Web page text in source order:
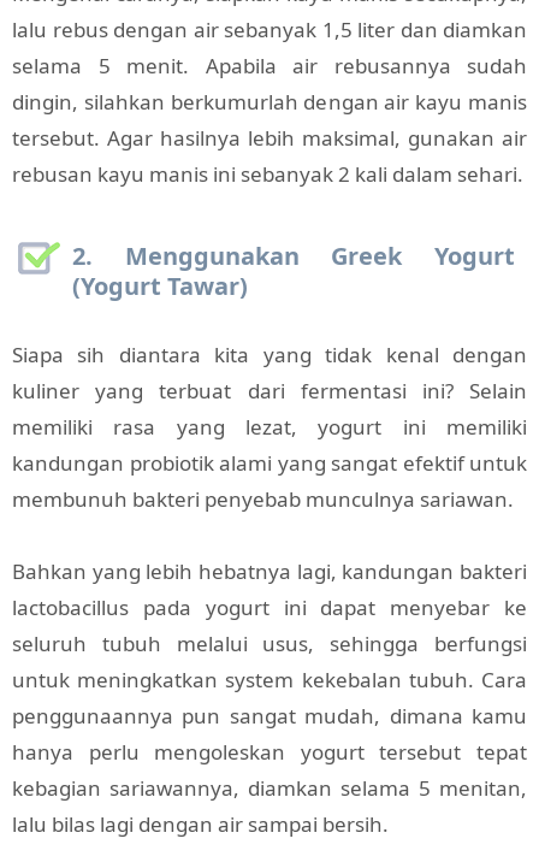
lalu rebus dengan air sebanyak 1,5 liter dan diamkan
selama 5 menit. Apabila air rebusannya sudah
dingin, silahkan berkumurlah dengan air kayu manis
tersebut. Agar hasilnya lebih maksimal, gunakan air
rebusan kayu manis ini sebanyak 2 kali dalam sehari.
2. Menggunakan Greek Yogurt
(Yogurt Tawar)
Siapa sih diantara kita yang tidak kenal dengan
kuliner yang terbuat dari fermentasi ini? Selain
memiliki rasa yang lezat, yogurt ini memiliki
kandungan probiotik alami yang sangat efektif untuk
membunuh bakteri penyebab munculnya sariawan.
Bahkan yang lebih hebatnya lagi, kandungan bakteri
lactobacillus pada yogurt ini dapat menyebar ke
seluruh tubuh melalui usus, sehingga berfungsi
untuk meningkatkan system kekebalan tubuh. Cara
penggunaannya pun sangat mudah, dimana kamu
hanya perlu mengoleskan yogurt tersebut tepat
kebagian sariawannya, diamkan selama 5 menitan,
lalu bilas lagi dengan air sampai bersih.